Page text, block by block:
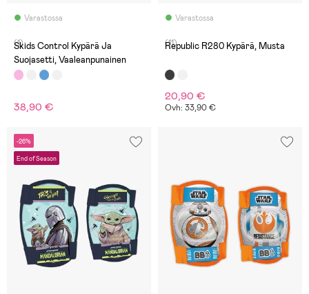
Varastossa
(1)
Skids Control Kypärä Ja
Suojasetti, Vaaleanpunainen
38,90 €
Varastossa
(11)
Republic R280 Kypärä, Musta
20,90 €
Ovh: 33,90 €
-26%
End of Season